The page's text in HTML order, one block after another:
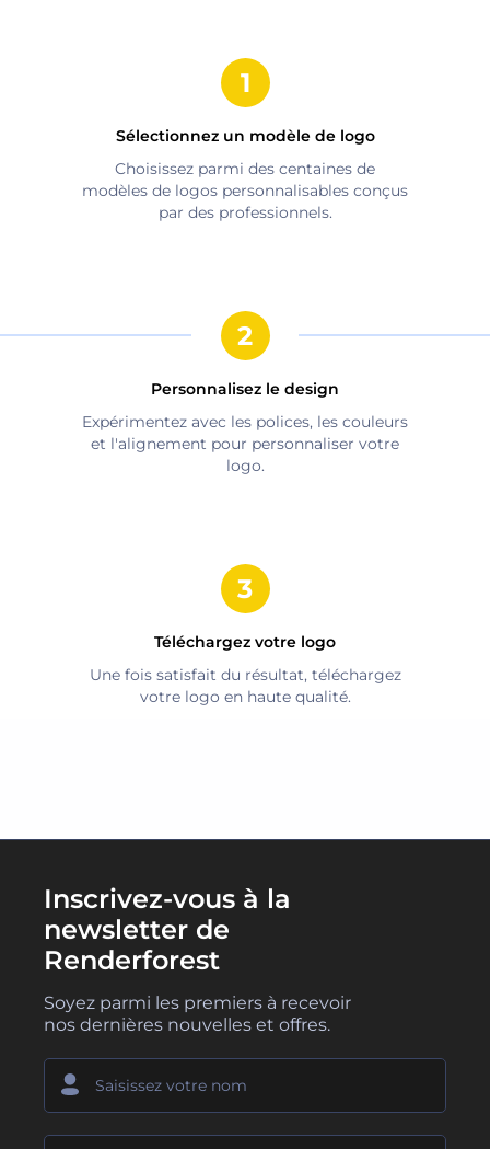
Sélectionnez un modèle de logo
Choisissez parmi des centaines de
modèles de logos personnalisables conçus
par des professionnels.
Personnalisez le design
Expérimentez avec les polices, les couleurs
et l'alignement pour personnaliser votre
logo.
Téléchargez votre logo
Une fois satisfait du résultat, téléchargez
votre logo en haute qualité.
Inscrivez-vous à la
newsletter de
Renderforest
Soyez parmi les premiers à recevoir
nos dernières nouvelles et offres.